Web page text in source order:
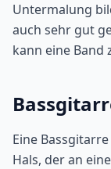
Untermalung
auch sehr gut
kann eine Band
Eine
Hals, der an